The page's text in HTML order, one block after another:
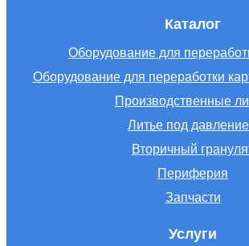
Каталог
Оборудование для
Оборудование для переработки
Производственные
Литье под
Вторичный
Периферия
Запчасти
Услуги